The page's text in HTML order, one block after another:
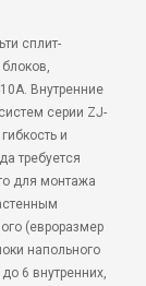
сплит-
Внутренние
серии ZJ-
и
требуется
для монтажа
(евроразмер
напольного
6 внутренних,